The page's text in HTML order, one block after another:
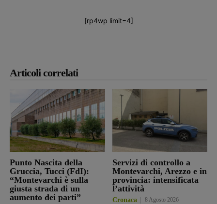
Articoli correlati
Punto Nascita della
Gruccia, Tucci (FdI):
“Montevarchi è sulla
giusta strada di un
aumento dei parti”
Servizi di controllo a
Montevarchi, Arezzo e in
provincia: intensificata
l’attività
Cronaca 8 Agosto 2026
[rp4wp limit=4]